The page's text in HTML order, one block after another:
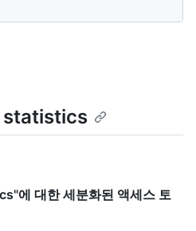
statistics
에 대한 세분화된 액세스 토